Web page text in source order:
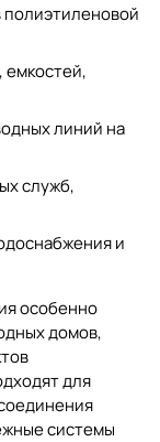
линий на
служб,
и
особенно
домов,
для
системы